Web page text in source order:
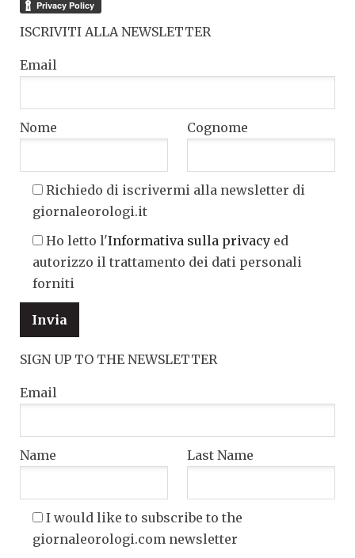
ISCRIVITI ALLA NEWSLETTER
Email
Nome Cognome
Richiedo di iscrivermi alla newsletter di
giornaleorologi.it
Ho letto l'Informativa sulla privacy ed
autorizzo il trattamento dei dati personali
forniti
SIGN UP TO THE NEWSLETTER
Email
Name Last Name
I would like to subscribe to the
giornaleorologi.com newsletter